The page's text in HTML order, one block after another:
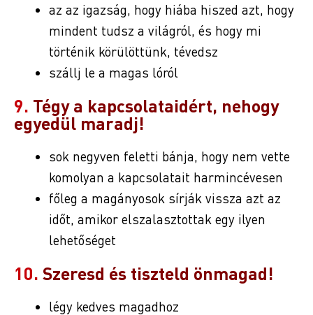
az az igazság, hogy hiába hiszed azt, hogy
mindent tudsz a világról, és hogy mi
történik körülöttünk, tévedsz
szállj le a magas lóról
9. Tégy a kapcsolataidért, nehogy
egyedül maradj!
sok negyven feletti bánja, hogy nem vette
komolyan a kapcsolatait harmincévesen
főleg a magányosok sírják vissza azt az
időt, amikor elszalasztottak egy ilyen
lehetőséget
10. Szeresd és tiszteld önmagad!
légy kedves magadhoz